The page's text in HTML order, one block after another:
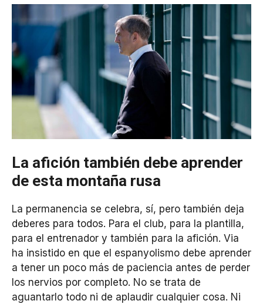
La afición también debe aprender
de esta montaña rusa
La permanencia se celebra, sí, pero también deja
deberes para todos. Para el club, para la plantilla,
para el entrenador y también para la afición. Via
ha insistido en que el espanyolismo debe aprender
a tener un poco más de paciencia antes de perder
los nervios por completo. No se trata de
aguantarlo todo ni de aplaudir cualquier cosa. Ni